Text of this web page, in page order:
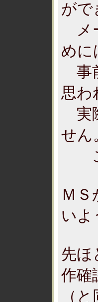
がで
メ
めに
事
思わ
実
せん
こ
Ｍ
いよ
先ほ
作確
（